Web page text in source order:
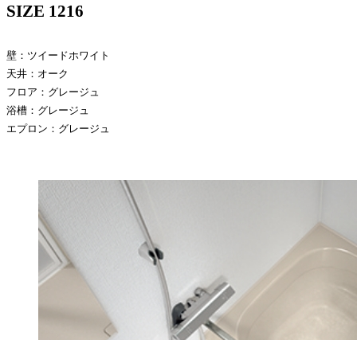
SIZE 1216
壁：ツイードホワイト
天井：オーク
フロア：グレージュ
浴槽：グレージュ
エプロン：グレージュ